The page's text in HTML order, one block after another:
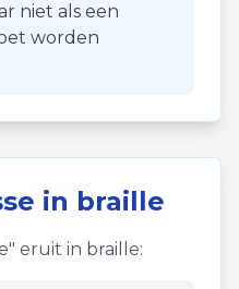
niet als een
worden
in braille
" eruit in braille: